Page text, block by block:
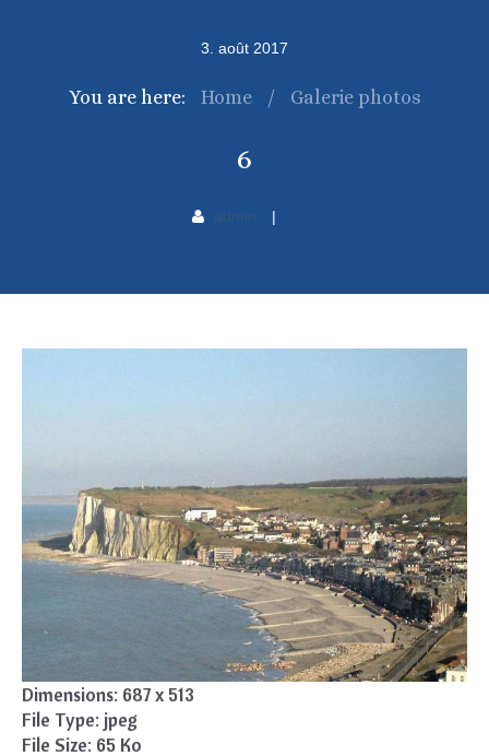
3 août 2017
You are here: Home / Galerie photos
6
admin
Dimensions: 687 x 513
File Type: jpeg
File Size: 65 Ko